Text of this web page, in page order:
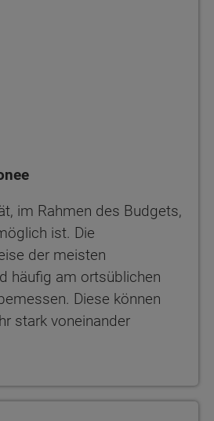
im Rahmen des Budgets,
ist. Die
der meisten
häufig am ortsüblichen
Diese können
stark voneinander